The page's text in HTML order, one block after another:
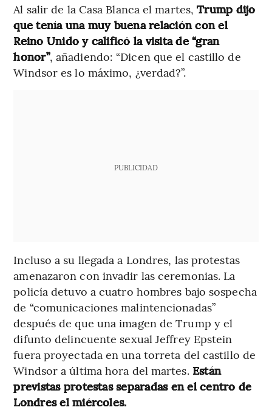
Al salir de la Casa Blanca el martes,Trump dijo
que tenía una muy buena relación con el
Reino Unido y calificó la visita de “gran
honor”, añadiendo: “Dicen que el castillo de
Windsor es lo máximo, ¿verdad?”.
PUBLICIDAD
Incluso a su llegada a Londres, las protestas
amenazaron con invadir las ceremonias. La
policía detuvo a cuatro hombres bajo sospecha
de “comunicaciones malintencionadas”
después de que una imagen de Trump y el
difunto delincuente sexual Jeffrey Epstein
fuera proyectada en una torreta del castillo de
Windsor a última hora del martes. Están
previstas protestas separadas en el centro de
Londres el miércoles.